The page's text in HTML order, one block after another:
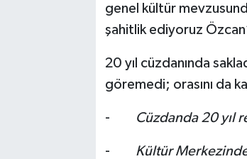
genel kültür
şahitlik ediyoruz
20 yıl cüzdanında
göremedi; orasını da
- Cüzdanda 20 yıl
- Kültür